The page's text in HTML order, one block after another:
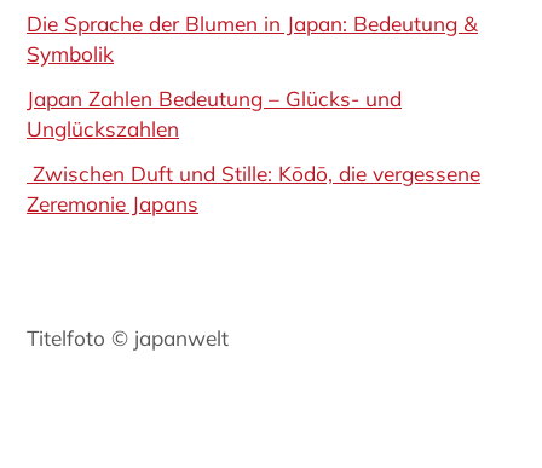
Die Sprache der Blumen in Japan: Bedeutung &
Symbolik
Japan Zahlen Bedeutung – Glücks- und
Unglückszahlen
Zwischen Duft und Stille: Kōdō, die vergessene
Zeremonie Japans
Titelfoto © japanwelt